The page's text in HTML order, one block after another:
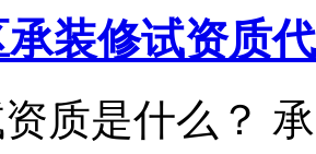
装修试资质
质是什么？